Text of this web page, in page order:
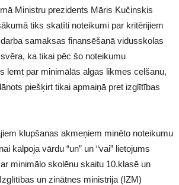
Ministru prezidents Māris Kučinskis
tiks skatīti noteikumi par kritērijiem
samaksas finansēšanā vidusskolas
ka tikai pēc šo noteikumu
lemt par minimālās algas likmes celšanu,
piešķirt tikai apmaiņā pret izglītības
klupšanas akmeņiem minēto noteikumu
kalpoja vārdu “un” un “vai” lietojums
minimālo skolēnu skaitu 10.klasē un
un zinātnes ministrija (IZM)